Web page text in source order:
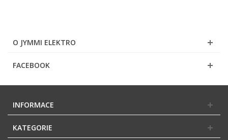
O JYMMI ELEKTRO
FACEBOOK
INFORMACE
KATEGORIE